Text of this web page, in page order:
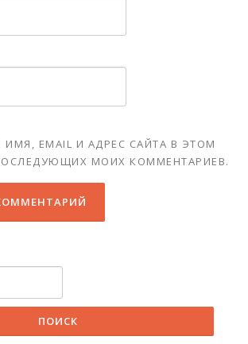
EMAIL И АДРЕС САЙТА В ЭТОМ
МОИХ КОММЕНТАРИЕВ.